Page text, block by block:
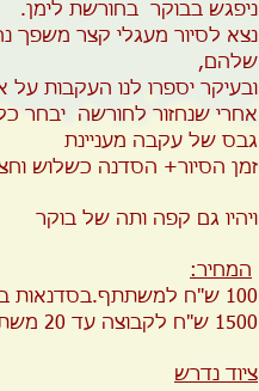
ניפגש בבוקר בחורשת לימן.
נצא לסיור מעגלי קצר משפך
שלהם,
ובעיקר יספרו לנו העקבות על
אחרי שנחזור לחורשה יבחר
גבס של עקבה מעניינת
זמן הסיור+ הסדנה כשלוש
ויהיו גם קפה ותה של בוקר
המחיר:
100 ש"ח למשתתף.בסדנאות בהרשמה
1500 ש"ח לקבוצה עד 20 משתתפים.
ציוד נדרש